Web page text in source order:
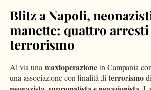
Blitz a Napoli,
manette: quattro
terrorismo
Al via una maxioperazione in Campania
una associazione con finalità diterrorismodi